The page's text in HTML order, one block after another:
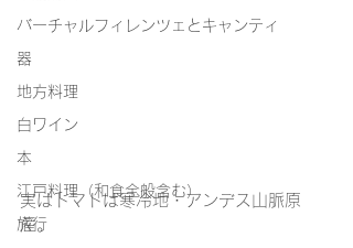
バーチャルフィレンツェとキャンティ
器
地方料理
白ワイン
本
江戸料理（和食全般含む）
旅行
実はトマトは寒冷地・アンデス山脈原
産。